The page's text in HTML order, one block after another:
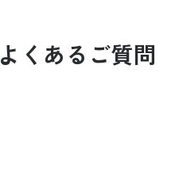
よくあるご質問